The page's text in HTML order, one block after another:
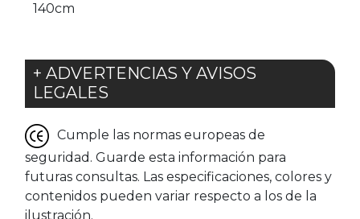
140cm
+ ADVERTENCIAS Y AVISOS
LEGALES
Cumple las normas europeas de
seguridad. Guarde esta información para
futuras consultas. Las especificaciones, colores y
contenidos pueden variar respecto a los de la
ilustración.